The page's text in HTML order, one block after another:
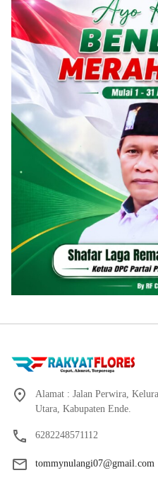
Alamat : Jalan Perwira,
Utara, Kabupaten Ende.
6282248571112
tommynulangi07@gmail.com